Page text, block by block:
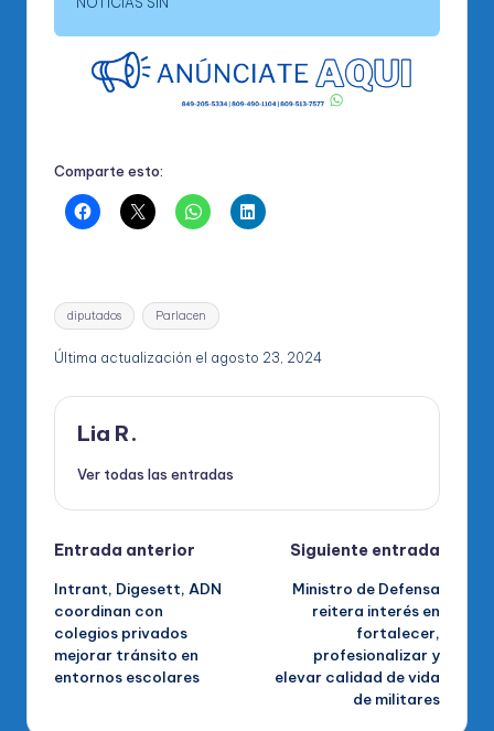
Comparte esto:
Etiquetas:
diputados Parlacen
Última actualización el agosto 23, 2024
Lia R.
Ver todas las entradas
Navegación
de
entradas
Entrada anterior
Intrant, Digesett, ADN
coordinan con
colegios privados
mejorar tránsito en
entornos escolares
Siguiente entrada
Ministro de Defensa
reitera interés en
fortalecer,
profesionalizar y
elevar calidad de vida
de militares